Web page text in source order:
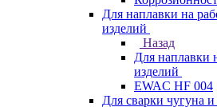
Для наплавки на
изделий
Назад
Для наплавки
изделий
EWAC HF 004
Для сварки чугуна